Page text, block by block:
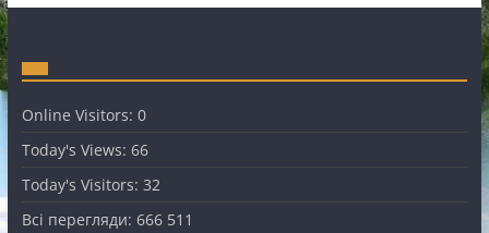
Online Visitors: 0
Today's Views: 66
Today's Visitors: 32
Всі перегляди: 666 511